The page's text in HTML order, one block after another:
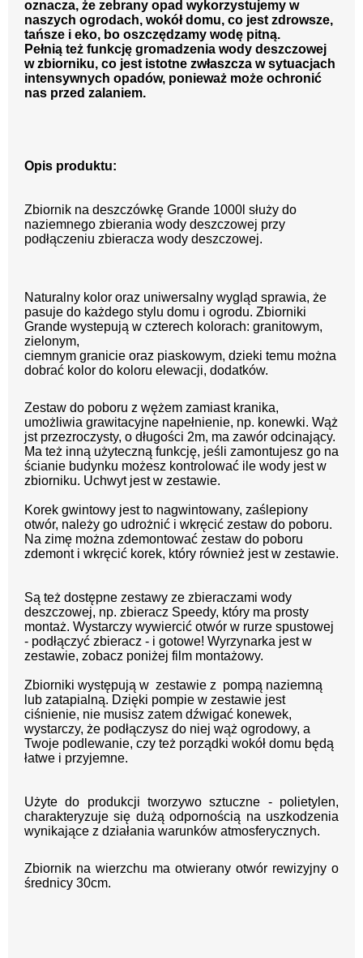
oznacza, że zebrany opad wykorzystujemy w
naszych ogrodach, wokół domu, co jest zdrowsze,
tańsze i eko, bo oszczędzamy wodę pitną.
Pełnią też funkcję gromadzenia wody deszczowej
w zbiorniku, co jest istotne zwłaszcza w sytuacjach
intensywnych opadów, ponieważ może ochronić
nas przed zalaniem.
Opis produktu:
Zbiornik na deszczówkę Grande 1000l służy do
naziemnego zbierania wody deszczowej przy
podłączeniu zbieracza wody deszczowej.
Naturalny kolor oraz uniwersalny wygląd sprawia, że
pasuje do każdego stylu domu i ogrodu. Zbiorniki
Grande wystepują w czterech kolorach: granitowym,
zielonym,
ciemnym granicie oraz piaskowym, dzieki temu można
dobrać kolor do koloru elewacji, dodatków.
Zestaw do poboru z wężem zamiast kranika,
umożliwia grawitacyjne napełnienie, np. konewki. Wąż
jst przezroczysty, o długości 2m, ma zawór odcinający.
Ma też inną użyteczną funkcję, jeśli zamontujesz go na
ścianie budynku możesz kontrolować ile wody jest w
zbiorniku. Uchwyt jest w zestawie.
Korek gwintowy jest to nagwintowany, zaślepiony
otwór, należy go udrożnić i wkręcić zestaw do poboru.
Na zimę można zdemontować zestaw do poboru
zdemont i wkręcić korek, który również jest w zestawie.
Są też dostępne zestawy ze zbieraczami wody
deszczowej, np. zbieracz Speedy, który ma prosty
montaż. Wystarczy wywiercić otwór w rurze spustowej
- podłączyć zbieracz - i gotowe! Wyrzynarka jest w
zestawie, zobacz poniżej film montażowy.
Zbiorniki występują w zestawie z pompą naziemną
lub zatapialną. Dzięki pompie w zestawie jest
ciśnienie, nie musisz zatem dźwigać konewek,
wystarczy, że podłączysz do niej wąż ogrodowy, a
Twoje podlewanie, czy też porządki wokół domu będą
łatwe i przyjemne.
Użyte do produkcji tworzywo sztuczne - polietylen,
charakteryzuje się dużą odpornością na uszkodzenia
wynikające z działania warunków atmosferycznych.
Zbiornik na wierzchu ma otwierany otwór rewizyjny o
średnicy 30cm.